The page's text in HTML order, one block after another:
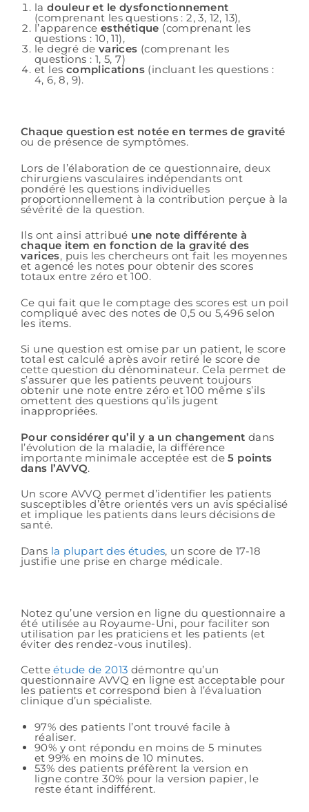
ladouleur et le dysfonctionnement
(comprenant les questions : 2, 3, 12, 13),
l’apparence esthétique (comprenant les
questions : 10, 11),
le degré de varices (comprenant les
questions : 1, 5, 7)
et les complications (incluant les questions :
4, 6, 8, 9).
Chaque question est notée en termes de gravité
ou de présence de symptômes.
Lors de l’élaboration de ce questionnaire, deux
chirurgiens vasculaires indépendants ont
pondéré les questions individuelles
proportionnellement à la contribution perçue à la
sévérité de la question.
Ils ont ainsi attribué une note différente à
chaque item en fonction de la gravité des
varices, puis les chercheurs ont fait les moyennes
et agencé les notes pour obtenir des scores
totaux entre zéro et 100.
Ce qui fait que le comptage des scores est un poil
compliqué avec des notes de 0,5 ou 5,496 selon
les items.
Si une question est omise par un patient, le score
total est calculé après avoir retiré le score de
cette question du dénominateur. Cela permet de
s’assurer que les patients peuvent toujours
obtenir une note entre zéro et 100 même s’ils
omettent des questions qu’ils jugent
inappropriées.
Pour considérer qu’il y a un changement dans
l’évolution de la maladie, la différence
importante minimale acceptée est de5 points
dans l’AVVQ.
Un score AVVQ permet d’identifier les patients
susceptibles d’être orientés vers un avis spécialisé
et implique les patients dans leurs décisions de
santé.
Dans la plupart des études, un score de 17-18
justifie une prise en charge médicale.
Notez qu’une version en ligne du questionnaire a
été utilisée au Royaume-Uni, pour faciliter son
utilisation par les praticiens et les patients (et
éviter des rendez-vous inutiles).
Cetteétude de 2013 démontre qu’un
questionnaire AVVQ en ligne est acceptable pour
les patients et correspond bien à l’évaluation
clinique d’un spécialiste.
97% des patients l’ont trouvé facile à
réaliser.
90% y ont répondu en moins de 5 minutes
et 99% en moins de 10 minutes.
53% des patients préfèrent la version en
ligne contre 30% pour la version papier, le
reste étant indifférent.